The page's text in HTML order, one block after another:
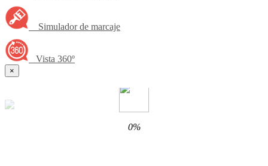
Simulador de marcaje
Vista 360º
×